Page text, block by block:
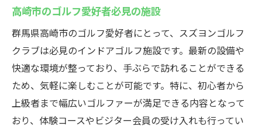
高崎市のゴルフ愛好者必見の施設
群馬県高崎市のゴルフ愛好者にとって、スズヨンゴルフ
クラブは必見のインドアゴルフ施設です。最新の設備や
快適な環境が整っており、手ぶらで訪れることができる
ため、気軽に楽しむことが可能です。特に、初心者から
上級者まで幅広いゴルファーが満足できる内容となって
おり、体験コースやビジター会員の受け入れも行ってい